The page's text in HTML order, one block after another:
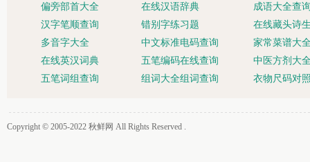
偏旁部首大全
在线汉语辞典
汉字笔顺查询
错别字练习题
多音字大全
中文标准电码查询
在线英汉词典
五笔编码在线查询
五笔词组查询
组词大全组词查询
成语大全查
在线藏头诗
家常菜谱大
中医方剂大
衣物尺码对
Copyright © 2005-2022 秋鲜网 All Rights Reserved .